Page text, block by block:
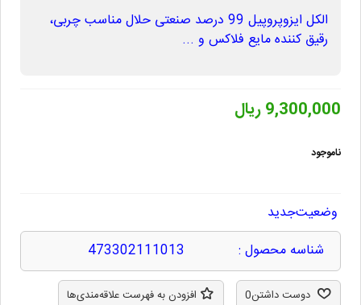
الکل ایزوپروپیل 99 درصد صنعتی حلال مناسب چربی،
رقیق کننده مایع فلاکس و ...
9,300,000 ریال
ناموجود
وضعیتجدید
شناسه محصول :
473302111013
دوست داشتن0 افزودن به فهرست علاقه‌مندی‌ها